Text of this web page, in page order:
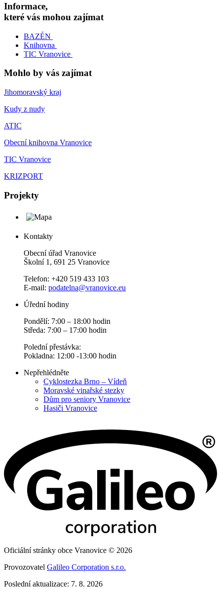
Informace,
které vás mohou zajímat
BAZÉN
Knihovna
TIC Vranovice
Mohlo by vás zajímat
Jihomoravský kraj
Kudy z nudy
ATIC
Obecní knihovna Vranovice
TIC Vranovice
KRIZPORT
Projekty
Kontakty
Obecní úřad Vranovice
Školní 1, 691 25 Vranovice
Telefon: +420 519 433 103
E-mail: podatelna@vranovice.eu
Úřední hodiny
Pondělí: 7:00 – 18:00 hodin
Středa: 7:00 – 17:00 hodin
Polední přestávka:
Pokladna: 12:00 -13:00 hodin
Nepřehlédněte
Cyklostezka Brno – Vídeň
Moravské vinařské stezky
Dům pro seniory Vranovice
Hasiči Vranovice
Oficiální stránky obce Vranovice © 2026
Provozovatel Galileo Corporation s.r.o.
Poslední aktualizace: 7. 8. 2026